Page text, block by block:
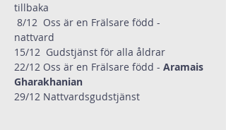
tillbaka
8/12  Oss är en Frälsare född -
nattvard
15/12  Gudstjänst för alla åldrar
22/12 Oss är en Frälsare född - Aramais
Gharakhanian
29/12 Nattvardsgudstjänst